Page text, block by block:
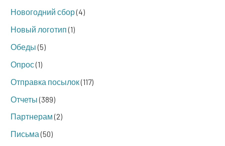
Новогодний сбор(4)
Новый логотип(1)
Обеды(5)
Опрос(1)
Отправка посылок(117)
Отчеты(389)
Партнерам(2)
Письма(50)